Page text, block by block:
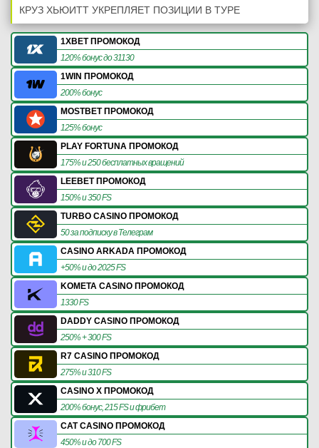
КРУЗ ХЬЮИТТ УКРЕПЛЯЕТ ПОЗИЦИИ В ТУРЕ
1XBET ПРОМОКОД
120% бонус до 31130
1WIN ПРОМОКОД
200% бонус
MOSTBET ПРОМОКОД
125% бонус
PLAY FORTUNA ПРОМОКОД
175% и 250 бесплатных вращений
LEEBET ПРОМОКОД
150% и 350 FS
TURBO CASINO ПРОМОКОД
50 за подписку в Телеграм
CASINO ARKADA ПРОМОКОД
+50% и до 2025 FS
KOMETA CASINO ПРОМОКОД
1330 FS
DADDY CASINO ПРОМОКОД
250% + 300 FS
R7 CASINO ПРОМОКОД
275% и 310 FS
CASINO X ПРОМОКОД
200% бонус, 215 FS и фрибет
CAT CASINO ПРОМОКОД
450% и до 700 FS